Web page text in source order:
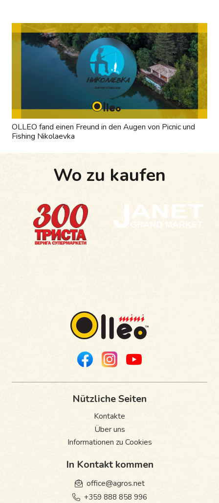
OLLEO fand einen Freund in den Augen von Picnic und
Fishing Nikolaevka
Wo zu kaufen
Nützliche Seiten
Kontakte
Über uns
Informationen zu Cookies
In Kontakt kommen
office@agros.net
+359 888 858 996